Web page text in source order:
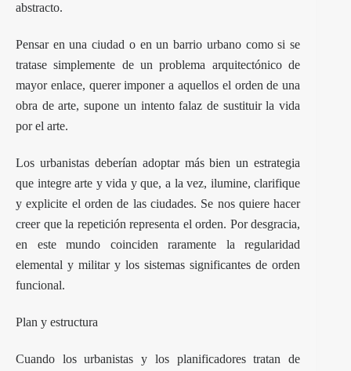
abstracto.
Pensar en una ciudad o en un barrio urbano como si se
tratase simplemente de un problema arquitectónico de
mayor enlace, querer imponer a aquellos el orden de una
obra de arte, supone un intento falaz de sustituir la vida
por el arte.
Los urbanistas deberían adoptar más bien un estrategia
que integre arte y vida y que, a la vez, ilumine, clarifique
y explicite el orden de las ciudades. Se nos quiere hacer
creer que la repetición representa el orden. Por desgracia,
en este mundo coinciden raramente la regularidad
elemental y militar y los sistemas significantes de orden
funcional.
Plan y estructura
Cuando los urbanistas y los planificadores tratan de